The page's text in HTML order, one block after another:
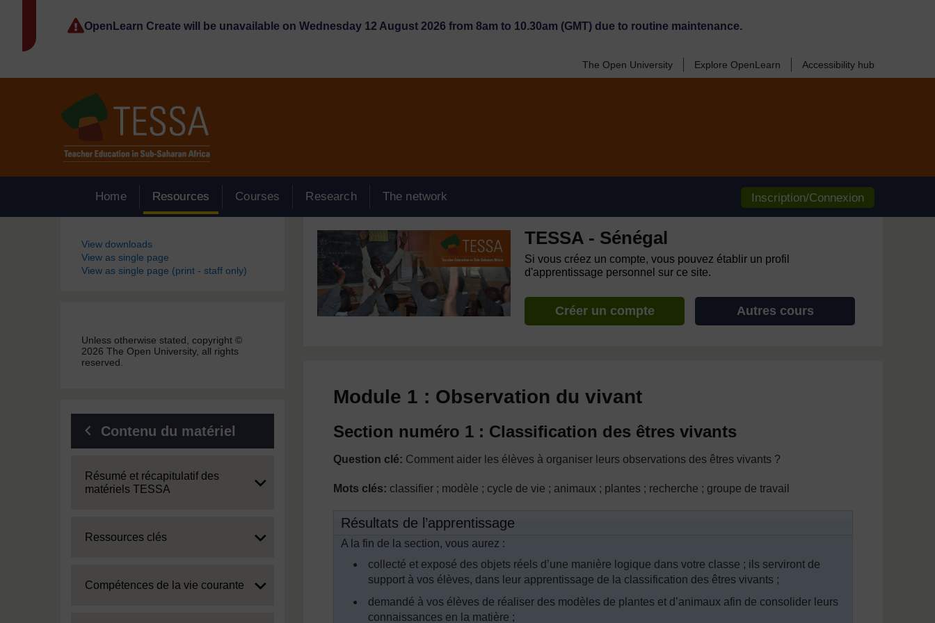
OpenLearn Create will be unavailable on Wednesday 12 August 2026 from 8am to 10.30am (GMT) due to routine maintenance.
The Open University Explore OpenLearn Accessibility hub
Home Resources Courses Research The network Inscription/Connexion
Blocs
View downloads
View as single page
View as single page (print - staff only)
Unless otherwise stated, copyright ©
2026 The Open University, all rights
reserved.
Contenu du matériel
Expand
Résumé et récapitulatif des
matériels TESSA
Expand
Ressources clés
Expand
Compétences de la vie courante
TESSA - Sénégal
Si vous créez un compte, vous pouvez établir un profil
d'apprentissage personnel sur ce site.
Créer un compte Autres cours
Module 1 : Observation du vivant
Section numéro 1 : Classification des êtres vivants
Question clé: Comment aider les élèves à organiser leurs observations des êtres vivants ?
Mots clés: classifier ; modèle ; cycle de vie ; animaux ; plantes ; recherche ; groupe de travail
Résultats de l’apprentissage
A la fin de la section, vous aurez :
collecté et exposé des objets réels d’une manière logique dans votre classe ; ils serviront de
support à vos élèves, dans leur apprentissage de la classification des êtres vivants ;
demandé à vos élèves de réaliser des modèles de plantes et d’animaux afin de consolider leurs
connaissances en la matière ;